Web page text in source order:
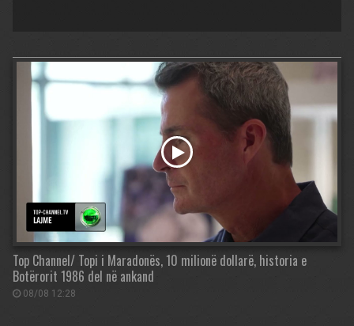
Top Channel/ Topi i Maradonës, 10 milionë dollarë, historia e
Botërorit 1986 del në ankand
08/08 12:28